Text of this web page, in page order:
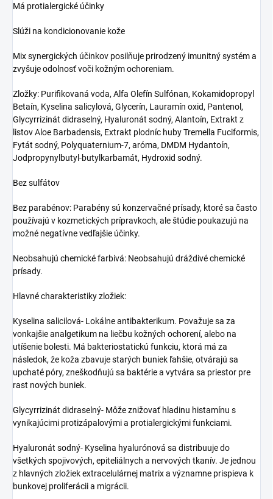
Má protialergické účinky
Slúži na kondicionovanie kože
Mix synergických účinkov posilňuje prirodzený imunitný systém a
zvyšuje odolnosť voči kožným ochoreniam.
Zložky: Purifikovaná voda, Alfa Olefín Sulfónan, Kokamidopropyl
Betaín, Kyselina salicylová, Glycerín, Lauramín oxid, Pantenol,
Glycyrrizinát didraselný, Hyaluronát sodný, Alantoín, Extrakt z
listov Aloe Barbadensis, Extrakt plodníc huby Tremella Fuciformis,
Fytát sodný, Polyquaternium-7, aróma, DMDM Hydantoín,
Jodpropynylbutyl-butylkarbamát, Hydroxid sodný.
Bez sulfátov
Bez parabénov: Parabény sú konzervačné prísady, ktoré sa často
používajú v kozmetických prípravkoch, ale štúdie poukazujú na
možné negatívne vedľajšie účinky.
Neobsahujú chemické farbivá: Neobsahujú dráždivé chemické
prísady.
Hlavné charakteristiky zložiek:
Kyselina salicilová- Lokálne antibakterikum. Považuje sa za
vonkajšie analgetikum na liečbu kožných ochorení, alebo na
utíšenie bolesti. Má bakteriostatickú funkciu, ktorá má za
následok, že koža zbavuje starých buniek ľahšie, otvárajú sa
upchaté póry, zneškodňujú sa baktérie a vytvára sa priestor pre
rast nových buniek.
Glycyrrizinát didraselný- Môže znižovať hladinu histamínu s
vynikajúcimi protizápalovými a protialergickými funkciami.
Hyaluronát sodný- Kyselina hyalurónová sa distribuuje do
všetkých spojivových, epiteliálnych a nervových tkanív. Je jednou
z hlavných zložiek extracelulárnej matrix a významne prispieva k
bunkovej proliferácii a migrácii.